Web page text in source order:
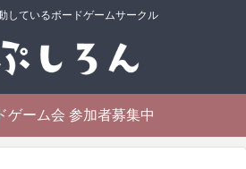
しているボードゲームサークル
ゲーム会 参加者募集中